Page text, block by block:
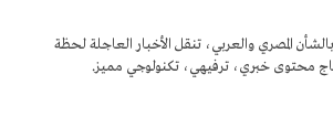
المصري والعربي، تنقل الأخبار العاجلة لحظة
محتوى خبري، ترفيهي، تكنولوجي مميز.